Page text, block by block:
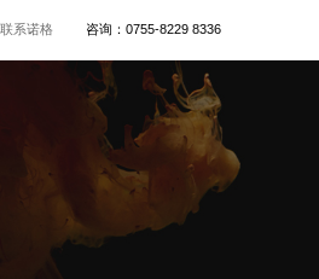
联系诺格 咨询：0755-8229 8336